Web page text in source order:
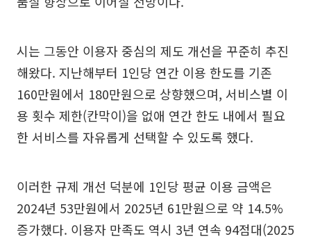
시는 그동안 이용자 중심의 제도 개선을 꾸준히 추진
해왔다. 지난해부터 1인당 연간 이용 한도를 기존
160만원에서 180만원으로 상향했으며, 서비스별 이
용 횟수 제한(칸막이)을 없애 연간 한도 내에서 필요
한 서비스를 자유롭게 선택할 수 있도록 했다.
이러한 규제 개선 덕분에 1인당 평균 이용 금액은
2024년 53만원에서 2025년 61만원으로 약 14.5%
증가했다. 이용자 만족도 역시 3년 연속 94점대(2025